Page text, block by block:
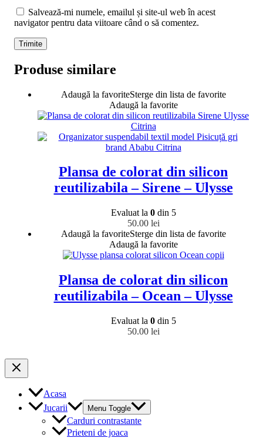
Salvează-mi numele, emailul și site-ul web în acest
navigator pentru data viitoare când o să comentez.
Produse similare
Adaugă la favoriteSterge din lista de favorite
Adaugă la favorite
Plansa de colorat din silicon
reutilizabila – Sirene – Ulysse
Evaluat la 0din 5
50.00 lei
Adaugă la favoriteSterge din lista de favorite
Adaugă la favorite
Plansa de colorat din silicon
reutilizabila – Ocean – Ulysse
Evaluat la 0din 5
50.00 lei
Acasa
Jucarii
Menu Toggle
Carduri contrastante
Prieteni de joaca